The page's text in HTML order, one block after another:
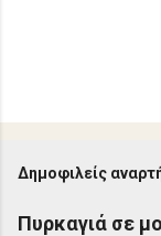
Δημοφιλείς
Πυρκαγιά σε